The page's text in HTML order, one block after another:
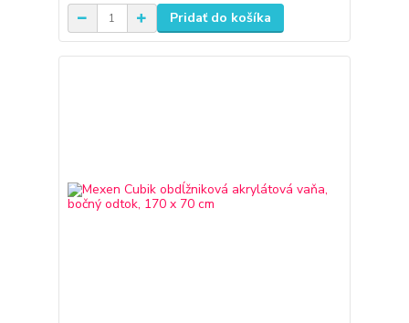
Pridať do košíka